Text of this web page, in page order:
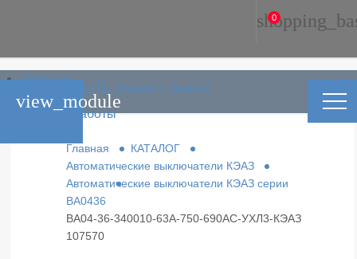
phone_in_talk Заказать звонок
Главная
Каталог
Условия работы
0
Главная
КАТАЛОГ
Автоматические выключатели КЭАЗ
Автоматические выключатели КЭАЗ серии
ВА0436
ВА04-36-340010-63А-750-690AC-УХЛ3-КЭАЗ
107570
view_module